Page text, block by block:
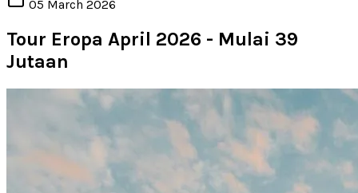
05 March 2026
Tour Eropa April 2026 - Mulai 39
Jutaan